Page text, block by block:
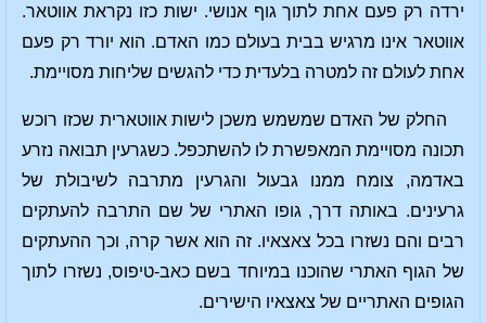
ירדה רק פעם אחת לתוך גוף אנושי. ישות כזו נקראת אווטאר.
אווטאר אינו מרגיש בבית בעולם כמו האדם. הוא יורד רק פעם
אחת לעולם זה למטרה בלעדית כדי להגשים שליחות מסויימת.
החלק של האדם שמשמש משכן לישות אווטארית שכזו רוכש
תכונה מסויימת המאפשרת לו להשתכפל. כשגרעין תבואה נזרע
באדמה, צומח ממנו גבעול והגרעין מתרבה לשיבולת של
גרעינים. באותה דרך, גופו האתרי של שם התרבה להעתקים
רבים והם נשזרו בכל צאצאיו. זה הוא אשר קרה, וכך ההעתקים
של הגוף האתרי שהוכנו במיוחד בשם כאב-טיפוס, נשזרו לתוך
הגופים האתריים של צאצאיו הישירים.